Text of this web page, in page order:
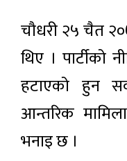
चौधरी २५ चैत
थिए । पार्टीको
हटाएको हुन
आन्तरिक
भनाइ छ ।